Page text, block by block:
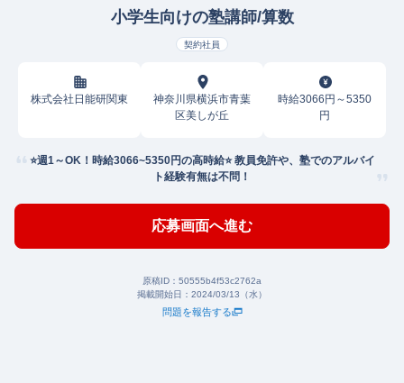
小学生向けの塾講師/算数
契約社員
株式会社日能研関東
神奈川県横浜市青葉
区美しが丘
時給3066円～5350
円
⭐️週1～OK！時給3066~5350円の高時給⭐️ 教員免許や、塾でのアルバイ
ト経験有無は不問！
応募画面へ進む
原稿ID： 50555b4f53c2762a
掲載開始日： 2024/03/13（水）
問題を報告する